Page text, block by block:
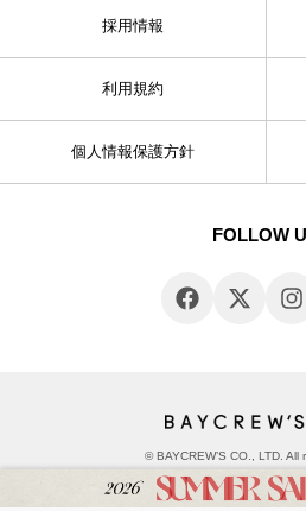
採用情報
利用規約
個人情報保護方針
FOLLOW
© BAYCREW’S CO., LTD. All